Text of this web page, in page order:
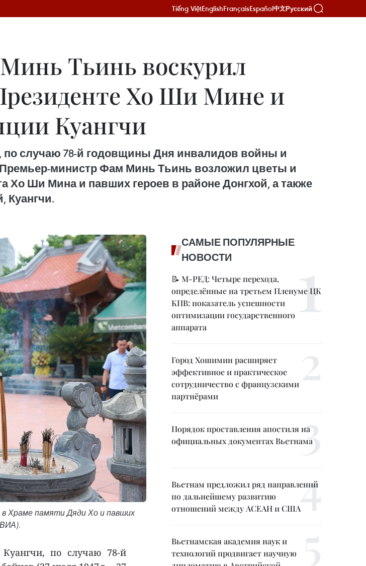
Tiếng ViệtEnglishFrançaisEspañol中文Русский
Тьинь воcкурил
Хо Ши Мине и
Куангчи
по случаю 78-й годовщины Дня инвалидов войны и
Премьер-министр Фам Минь Тьинь возложил цветы и
Хо Ши Мина и павших героев в районе Донгхой, а также
Куангчи.
Храме памяти Дяди Хо и павших
по случаю 78-й
САМЫЕ ПОПУЛЯРНЫЕ
НОВОСТИ
📝 М-РЕД: Четыре перехода,
определённые на третьем Пленуме ЦК
КПВ: показатель успешности
оптимизации государственного
аппарата
Город Хошимин расширяет
эффективное и практическое
сотрудничество с французскими
партнёрами
Порядок проставления апостиля на
официальных документах Вьетнама
Вьетнам предложил ряд направлений
по дальнейшему развитию
отношений между АСЕАН и США
Вьетнамская академия наук и
технологий продвигает научную